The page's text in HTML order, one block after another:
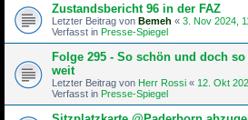
Zustandsbericht 96 in der FAZ
Letzter Beitrag von Bemeh « 3. Nov 2024,
Verfasst in Presse-Spiegel
Folge 295 - So schön und doch
weit
Letzter Beitrag von Herr Rossi « 12. Okt
Verfasst in Presse-Spiegel